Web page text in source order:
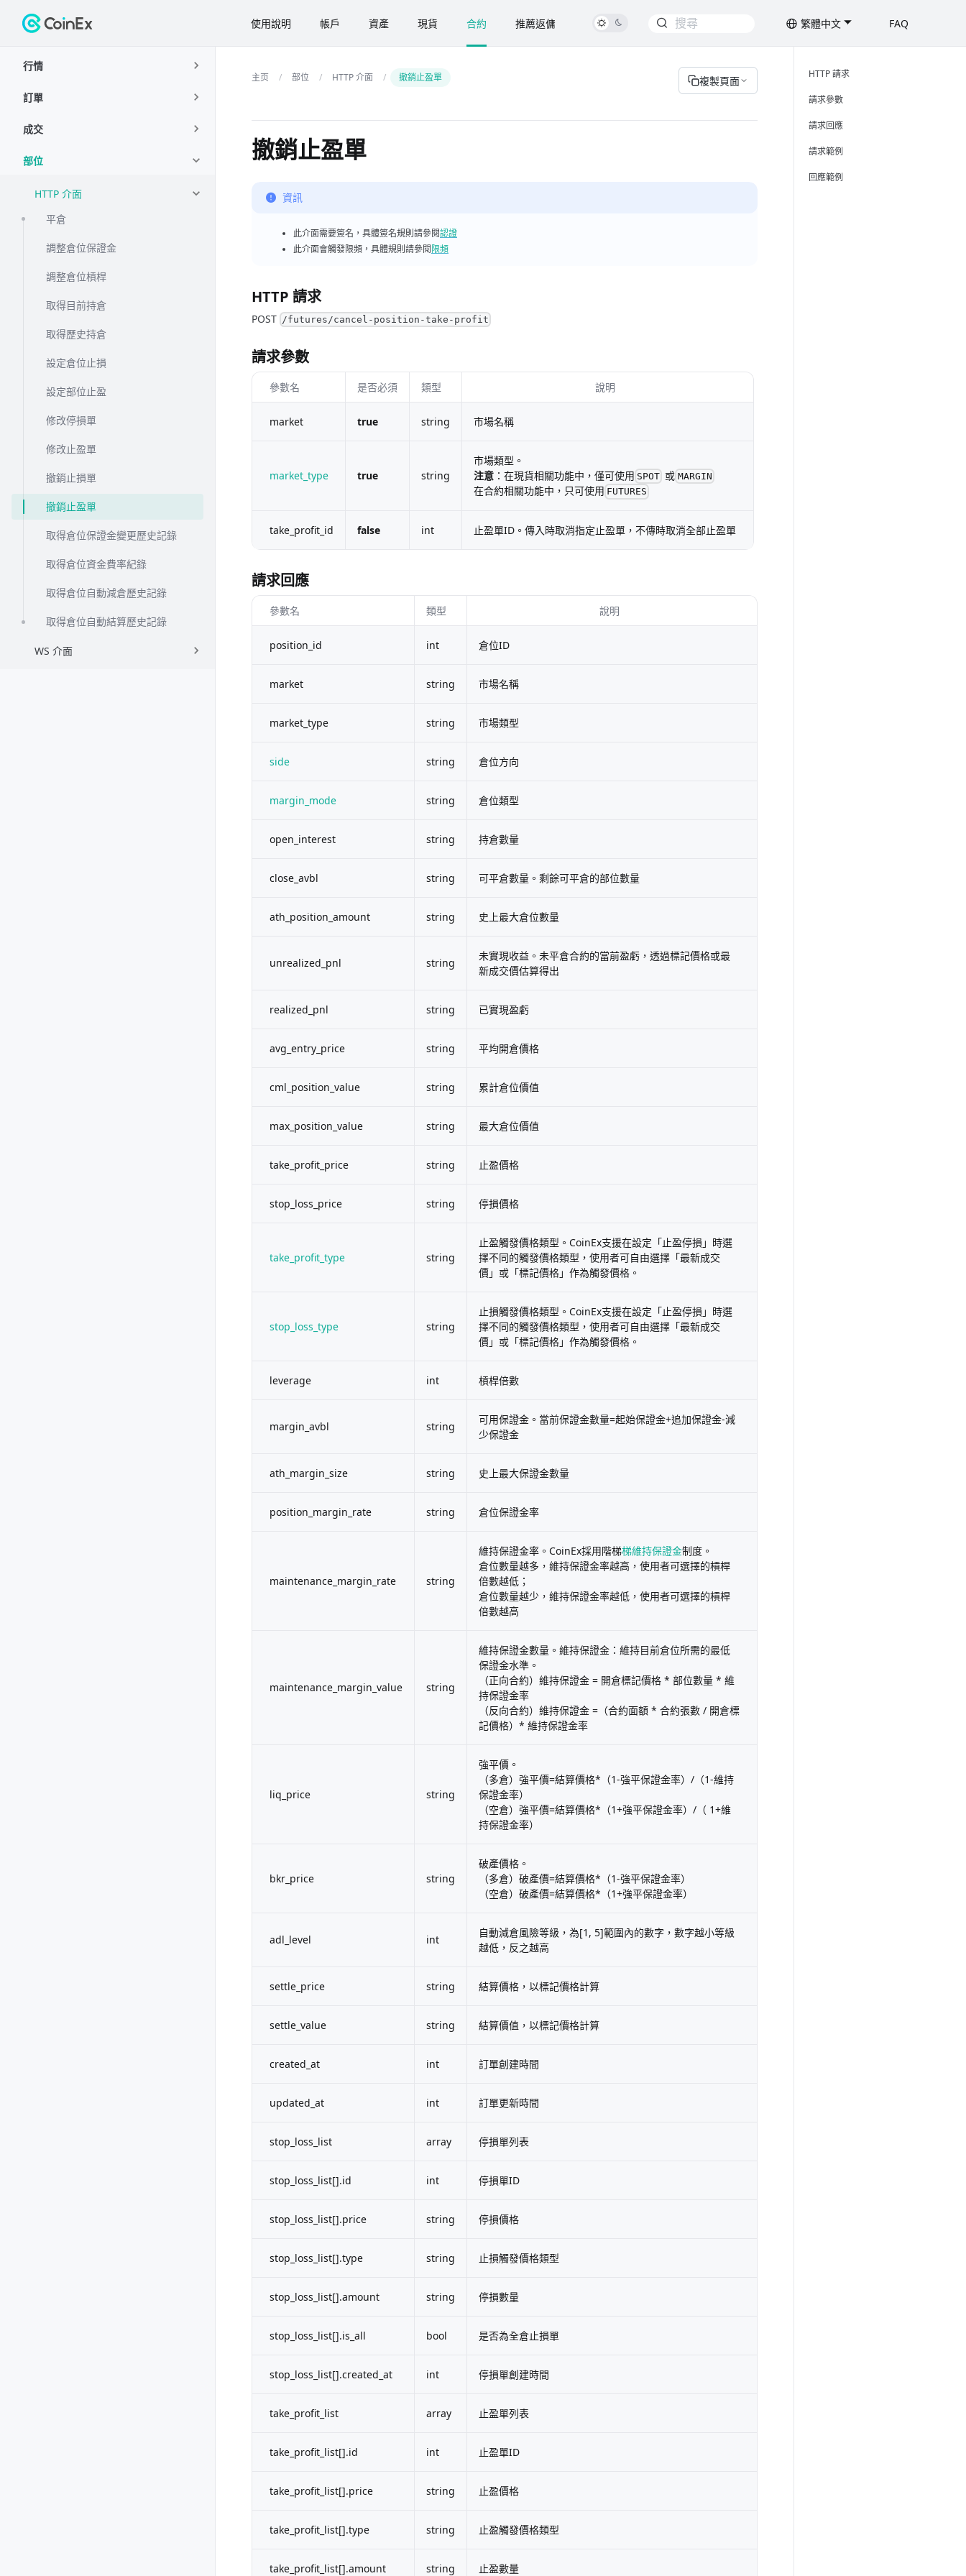
使用說明 帳戶 資產 現貨 合約 推薦返傭 繁體中文 FAQ
行情
訂單
成交
部位
HTTP 介面
平倉
調整倉位保證金
調整倉位槓桿
取得目前持倉
取得歷史持倉
設定倉位止損
設定部位止盈
修改停損單
修改止盈單
撤銷止損單
撤銷止盈單
取得倉位保證金變更歷史記錄
取得倉位資金費率紀錄
取得倉位自動減倉歷史記錄
取得倉位自動結算歷史記錄
WS 介面
部位 HTTP 介面 撤銷止盈單 複製頁面
撤銷止盈單
資訊
此介面需要簽名，具體簽名規則請參閱認證
此介面會觸發限頻，具體規則請參閱限頻
HTTP 請求
POST /futures/cancel-position-take-profit
請求參數
參數名 是否必須 類型 說明
market true string 市場名稱
market_type true string
市場類型。
注意 ：在現貨相關功能中，僅可使用 SPOT 或 MARGIN
在合約相關功能中，只可使用 FUTURES
take_profit_id false int 止盈單ID。傳入時取消指定止盈單，不傳時取消全部止盈單
請求回應
參數名 類型 說明
position_id int 倉位ID
market string 市場名稱
market_type string 市場類型
side string 倉位方向
margin_mode string 倉位類型
open_interest string 持倉數量
close_avbl string 可平倉數量。剩餘可平倉的部位數量
ath_position_amount string 史上最大倉位數量
unrealized_pnl string
未實現收益。未平倉合約的當前盈虧，透過標記價格或最
新成交價估算得出
realized_pnl string 已實現盈虧
avg_entry_price string 平均開倉價格
cml_position_value string 累計倉位價值
max_position_value string 最大倉位價值
take_profit_price string 止盈價格
stop_loss_price string 停損價格
take_profit_type string
止盈觸發價格類型。CoinEx支援在設定「止盈停損」時選
擇不同的觸發價格類型，使用者可自由選擇「最新成交
價」或「標記價格」作為觸發價格。
stop_loss_type string
止損觸發價格類型。CoinEx支援在設定「止盈停損」時選
擇不同的觸發價格類型，使用者可自由選擇「最新成交
價」或「標記價格」作為觸發價格。
leverage int 槓桿倍數
margin_avbl string
可用保證金。當前保證金數量=起始保證金+追加保證金-減
少保證金
ath_margin_size string 史上最大保證金數量
position_margin_rate string 倉位保證金率
maintenance_margin_rate string
維持保證金率。CoinEx採用階梯梯維持保證金制度。
倉位數量越多，維持保證金率越高，使用者可選擇的槓桿
倍數越低；
倉位數量越少，維持保證金率越低，使用者可選擇的槓桿
倍數越高
maintenance_margin_value string
維持保證金數量。維持保證金：維持目前倉位所需的最低
保證金水準。
（正向合約）維持保證金 = 開倉標記價格 * 部位數量 * 維
持保證金率
（反向合約）維持保證金 =（合約面額 * 合約張數 / 開倉標
記價格）* 維持保證金率
liq_price string
強平價。
（多倉）強平價=結算價格*（1-強平保證金率）/（1-維持
保證金率）
（空倉）強平價=結算價格*（1+強平保證金率）/（ 1+維
持保證金率）
bkr_price string
破產價格。
（多倉）破產價=結算價格*（1-強平保證金率）
（空倉）破產價=結算價格*（1+強平保證金率）
adl_level int
自動減倉風險等級，為[1, 5]範圍內的數字，數字越小等級
越低，反之越高
settle_price string 結算價格，以標記價格計算
settle_value string 結算價值，以標記價格計算
created_at int 訂單創建時間
updated_at int 訂單更新時間
stop_loss_list array 停損單列表
stop_loss_list[].id int 停損單ID
stop_loss_list[].price string 停損價格
stop_loss_list[].type string 止損觸發價格類型
stop_loss_list[].amount string 停損數量
stop_loss_list[].is_all bool 是否為全倉止損單
stop_loss_list[].created_at int 停損單創建時間
take_profit_list array 止盈單列表
take_profit_list[].id int 止盈單ID
take_profit_list[].price string 止盈價格
take_profit_list[].type string 止盈觸發價格類型
take_profit_list[].amount string 止盈數量
HTTP 請求
請求參數
請求回應
請求範例
回應範例